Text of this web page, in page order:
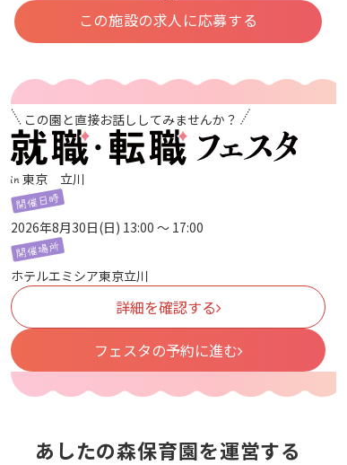
む
この施設の求人に応募する
この園と直接お話ししてみませんか？
東京 立川
2026年8月30日(日) 13:00 〜 17:00
ホテルエミシア東京立川
詳細を確認する
フェスタの予約に進む
あしたの森保育園を運営する